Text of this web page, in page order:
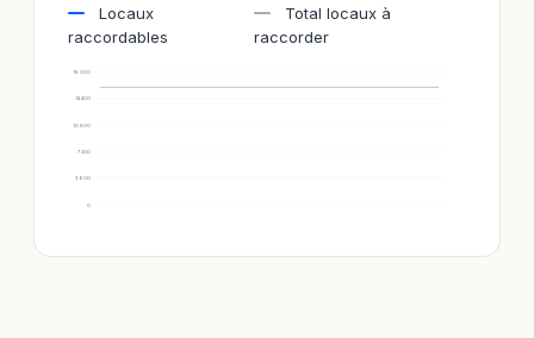
Locaux
raccordables
Total locaux à
raccorder
0
3 600
7 200
10 800
14 400
18 000